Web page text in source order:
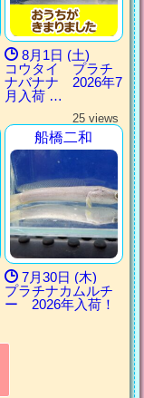
8月1日 (土)
コウタイ プラチ
ナバナナ 2026年7
月入荷 …
25 views
船橋二和
7月30日 (木)
プラチナカムルチ
ー 2026年入荷！